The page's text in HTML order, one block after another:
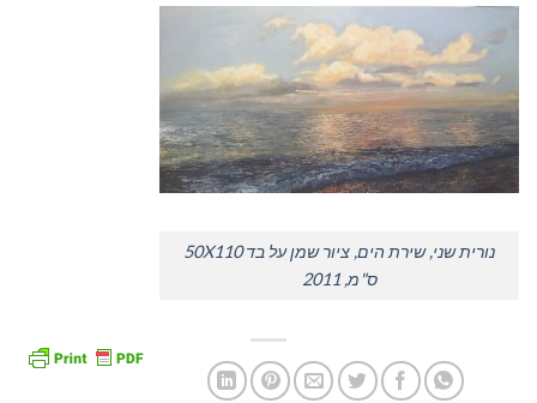
נורית שני, שירת הים, ציור שמן על בד 50X110
ס"מ, 2011